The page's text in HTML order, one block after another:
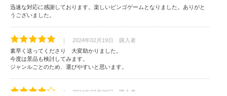
迅速な対応に感謝しております。楽しいビンゴゲームとなりました。ありがと
うございました。
｜ 2024年02月19日 購入者
素早く送ってくださり 大変助かりました。
今度は景品も検討してみます。
ジャンルごとのため、選びやすいと思います。
｜ 2024年02月08日 購入者